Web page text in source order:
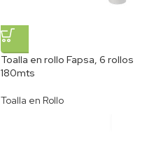
Toalla en rollo Fapsa, 6 rollos
180mts
Toalla en Rollo